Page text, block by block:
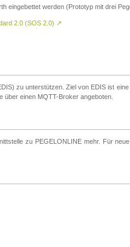
eingebettet werden (Prototyp mit drei
2.0 (SOS 2.0) ↗
zu unterstützen. Ziel von EDIS ist
einen MQTT-Broker angeboten.
zu PEGELONLINE mehr. Für